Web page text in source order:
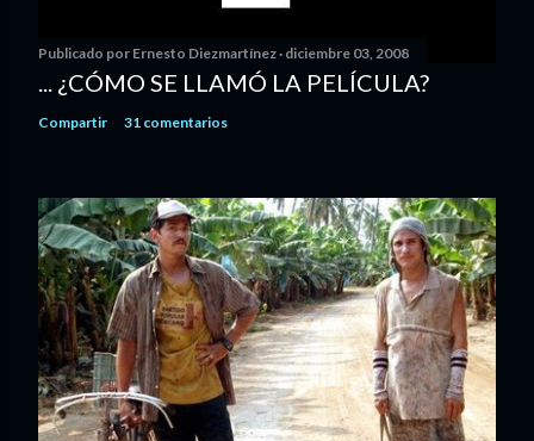
Publicado por Ernesto Diezmartínez diciembre 03, 2008
... ¿CÓMO SE LLAMÓ LA PELÍCULA?
Compartir 31 comentarios